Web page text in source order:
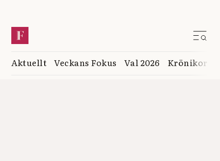
Aktuellt Veckans Fokus Val 2026 Krönikor